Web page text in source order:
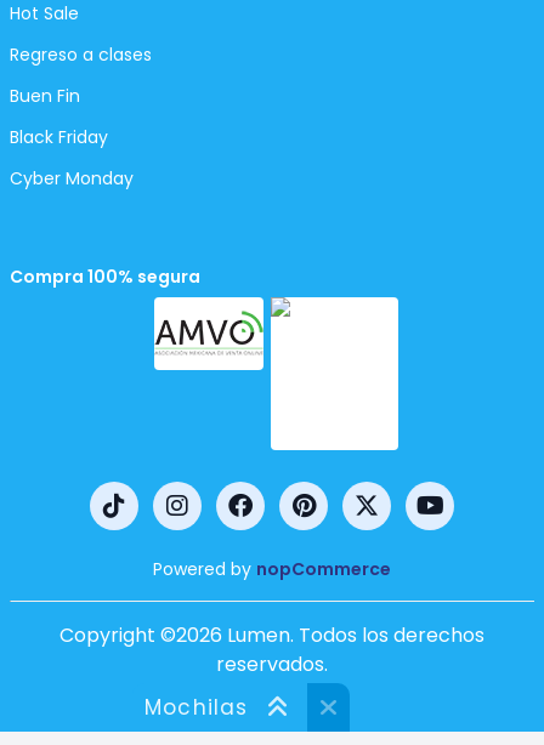
Hot Sale
Regreso a clases
Buen Fin
Black Friday
Cyber Monday
Compra 100% segura
Powered by nopCommerce
Copyright ©2026 Lumen. Todos los derechos
reservados.